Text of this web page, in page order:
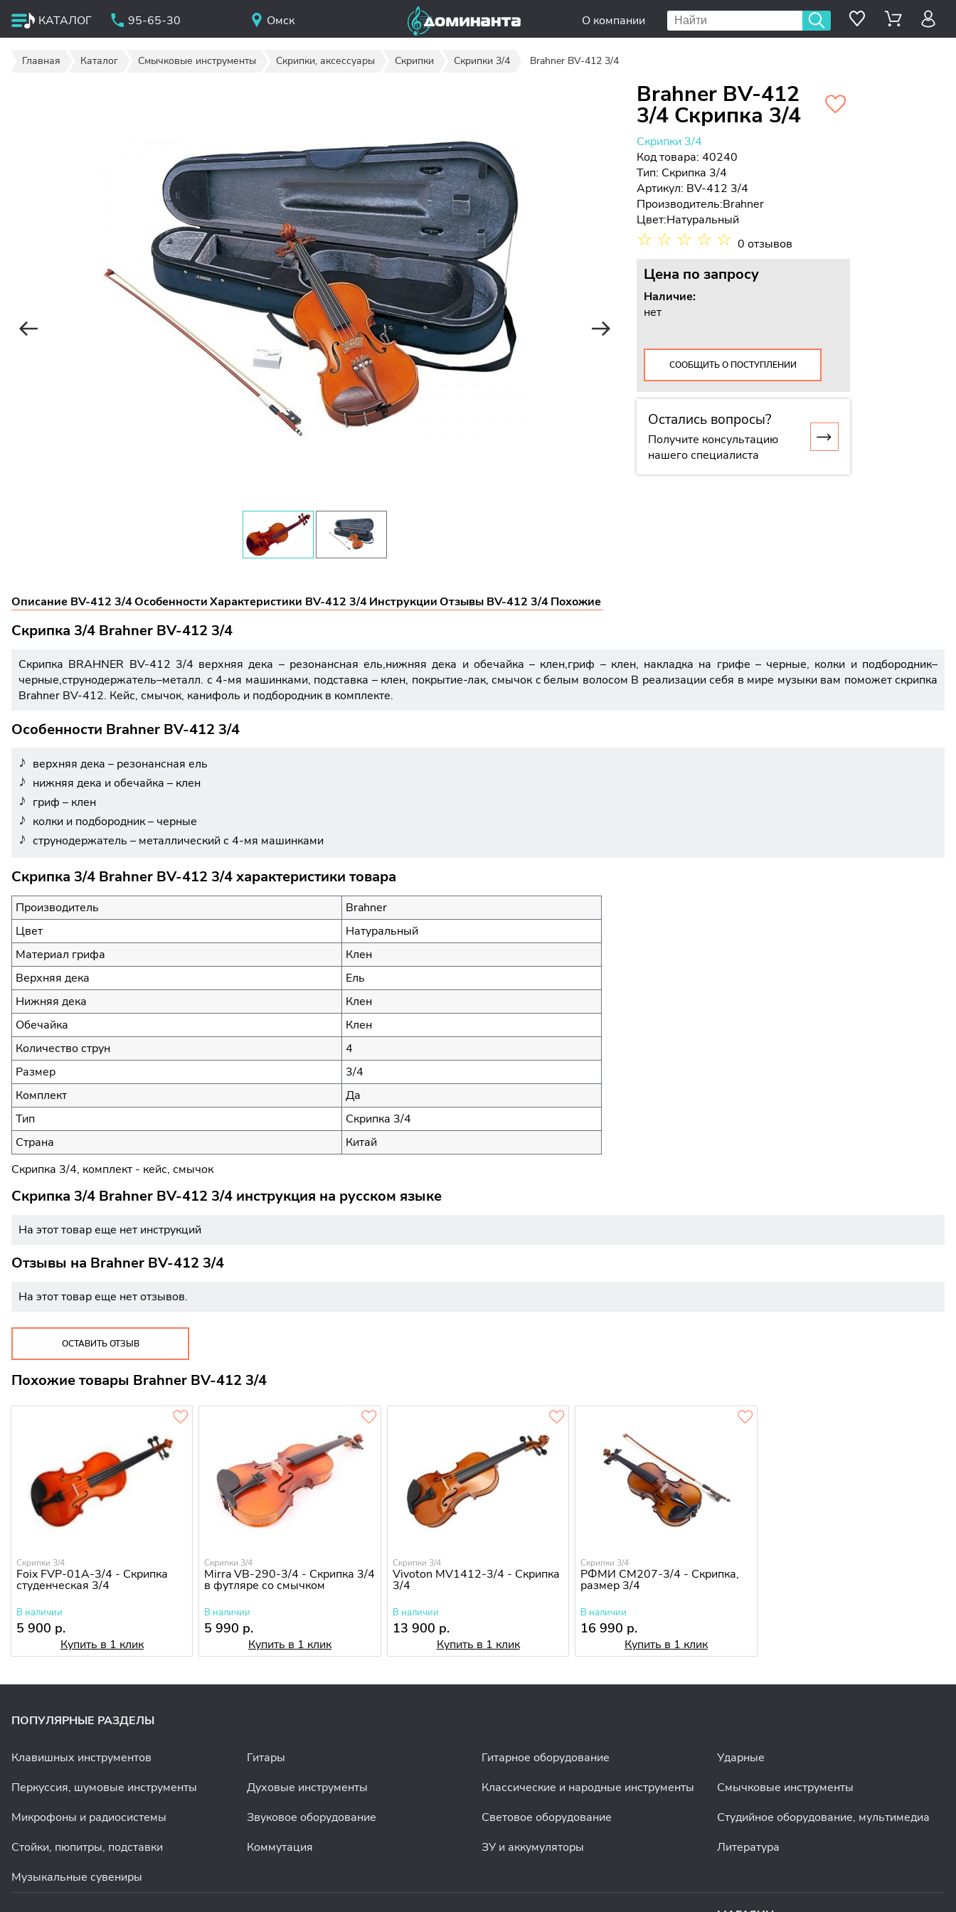
КАТАЛОГ 95-65-30 Омск О компании
Главная Каталог Смычковые инструменты Скрипки, аксессуары Скрипки Скрипки 3/4 Brahner BV-412 3/4
Brahner BV-412
3/4 Скрипка 3/4
Скрипки 3/4
Код товара: 40240
Тип: Скрипка 3/4
Артикул: BV-412 3/4
Производитель:Brahner
Цвет:Натуральный
☆ ☆ ☆ ☆ ☆ 0 отзывов
Цена по запросу
Наличие:
нет
СООБЩИТЬ О ПОСТУПЛЕНИИ
Остались вопросы?
Получите консультацию
нашего специалиста
Описание BV-412 3/4ОсобенностиХарактеристики BV-412 3/4ИнструкцииОтзывы BV-412 3/4Похожие
Скрипка 3/4 Brahner BV-412 3/4
Скрипка BRAHNER BV-412 3/4 верхняя дека – резонансная ель,нижняя дека и обечайка – клен,гриф – клен, накладка на грифе – черные, колки и подбородник–
черные,струнодержатель–металл. с 4-мя машинками, подставка – клен, покрытие-лак, смычок c белым волосом В реализации себя в мире музыки вам поможет скрипка
Brahner BV-412. Кейс, смычок, канифоль и подбородник в комплекте.
Особенности Brahner BV-412 3/4
верхняя дека – резонансная ель
нижняя дека и обечайка – клен
гриф – клен
колки и подбородник – черные
струнодержатель – металлический с 4-мя машинками
Скрипка 3/4 Brahner BV-412 3/4 характеристики товара
Производитель
Brahner
Цвет
Натуральный
Материал грифа
Клен
Верхняя дека
Ель
Нижняя дека
Клен
Обечайка
Клен
Количество струн
4
Размер
3/4
Комплект
Да
Тип
Скрипка 3/4
Страна
Китай
Скрипка 3/4, комплект - кейс, смычок
Скрипка 3/4 Brahner BV-412 3/4 инструкция на русском языке
На этот товар еще нет инструкций
Отзывы на Brahner BV-412 3/4
На этот товар еще нет отзывов.
ОСТАВИТЬ ОТЗЫВ
Похожие товары Brahner BV-412 3/4
Скрипки 3/4
Foix FVP-01A-3/4 - Скрипка
студенческая 3/4
В наличии
5 900 р.
Купить в 1 клик
Скрипки 3/4
Mirra VB-290-3/4 - Скрипка 3/4
в футляре со смычком
В наличии
5 990 р.
Купить в 1 клик
Скрипки 3/4
Vivoton MV1412-3/4 - Скрипка
3/4
В наличии
13 900 р.
Купить в 1 клик
Скрипки 3/4
РФМИ СМ207-3/4 - Скрипка,
размер 3/4
В наличии
16 990 р.
Купить в 1 клик
ПОПУЛЯРНЫЕ РАЗДЕЛЫ
Клавишных инструментов Гитары Гитарное оборудование
Ударные
Перкуссия, шумовые инструменты
Духовые инструменты Классические и народные инструменты
Смычковые инструменты
Микрофоны и радиосистемы
Звуковое оборудование Световое оборудование
Студийное оборудование, мультимедиа
Стойки, пюпитры, подставки
Коммутация ЗУ и аккумуляторы
Литература
Музыкальные сувениры